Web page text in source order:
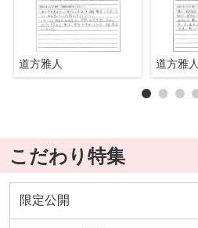
道方雅人 道方雅人
こだわり特集
限定公開